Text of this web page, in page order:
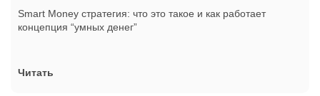
Smart Money стратегия: что это такое и как работает
концепция “умных денег”
Читать